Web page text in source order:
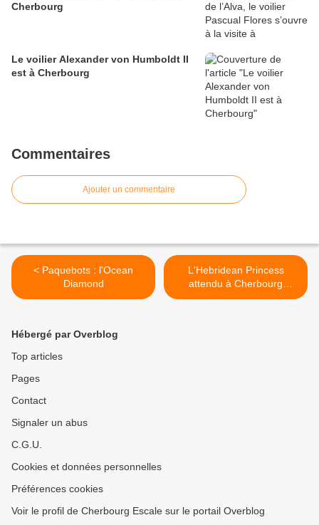
Cherbourg
Le voilier Alexander von Humboldt II
est à Cherbourg
Commentaires
Ajouter un commentaire
< Paquebots : l'Ocean
Diamond
L'Hebridean Princess
attendu à Cherbourg
demain soir >
Hébergé par Overblog
Top articles
Pages
Contact
Signaler un abus
C.G.U.
Cookies et données personnelles
Préférences cookies
Voir le profil de Cherbourg Escale sur le portail Overblog